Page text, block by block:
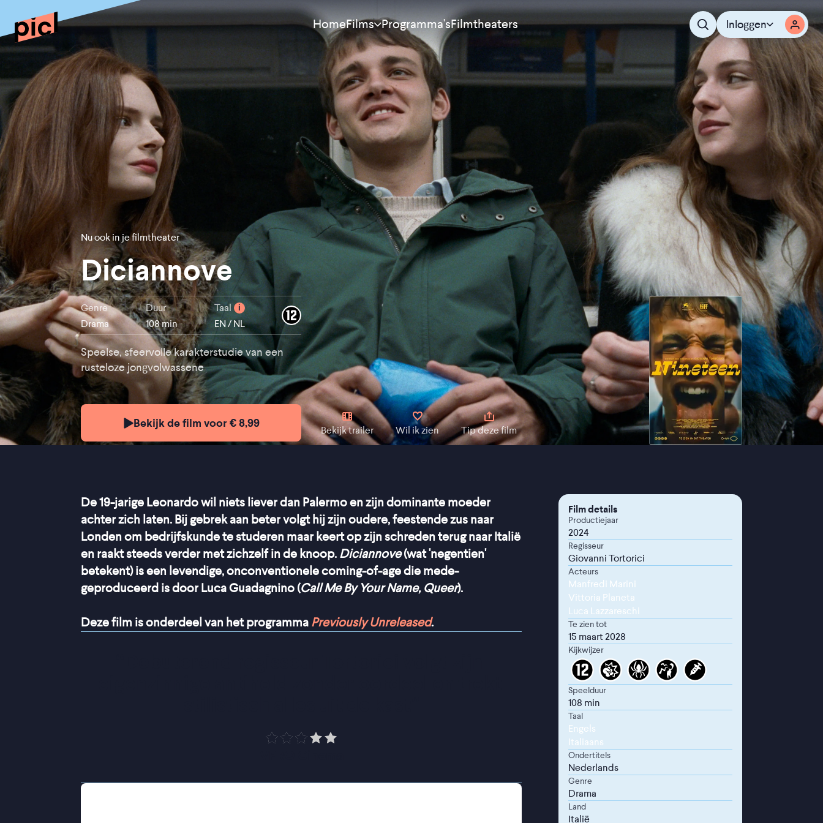
HomeFilms
Meest bekeken
Nieuw
Aanraders
Binnenkort
Alle films
Programma'sFilmtheaters Inloggen
Nu ook in je filmtheater
Diciannove
Genre
Drama
Duur
108 min
Taal i
EN / NL
Speelse, sfeervolle karakterstudie van een
rusteloze jongvolwassene
Bekijk de film voor € 8,99
Bekijk trailer Wil ik zien Tip deze film
De 19-jarige Leonardo wil niets liever dan Palermo en zijn dominante moeder
achter zich laten. Bij gebrek aan beter volgt hij zijn oudere, feestende zus naar
Londen om bedrijfskunde te studeren maar keert op zijn schreden terug naar Italië
en raakt steeds verder met zichzelf in de knoop. Diciannove(wat 'negentien'
betekent) is een levendige, onconventionele coming-of-age die mede-
geproduceerd is door Luca Guadagnino (Call Me By Your Name, Queer).
Deze film is onderdeel van het programma Previously Unreleased.
Impulsief besluit hij klassieke Italiaanse literatuur in Siena te gaan studeren. Maar
Film details
Productiejaar
2024
Regisseur
Giovanni Tortorici
Acteurs
Manfredi Marini
Vittoria Planeta
Luca Lazzareschi
Te zien tot
15 maart 2028
Kijkwijzer
Speelduur
108 min
Taal
Engels
Italiaans
Ondertitels
Nederlands
Genre
Drama
Land
Italië